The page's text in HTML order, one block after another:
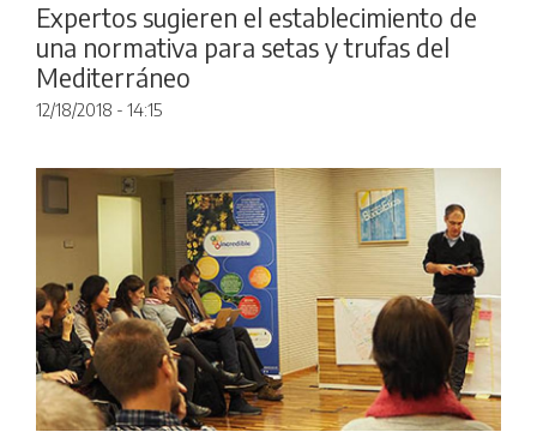
Expertos sugieren el establecimiento de
una normativa para setas y trufas del
Mediterráneo
12/18/2018 - 14:15